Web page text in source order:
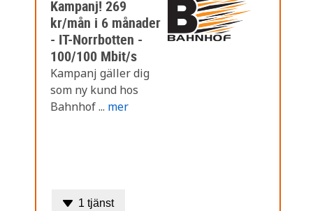
Kampanj! 269
kr/mån i 6 månader
- IT-Norrbotten -
100/100 Mbit/s
Kampanj gäller dig
som ny kund hos
Bahnhof ... mer
1 tjänst